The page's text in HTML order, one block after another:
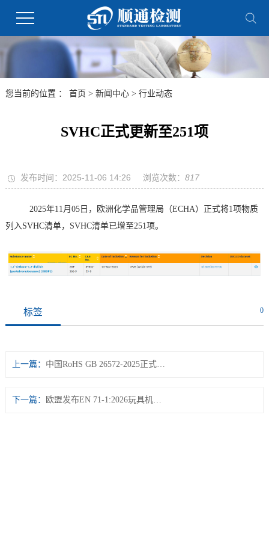
您当前的位置 ： 首页 > 新闻中心> 行业动态
SVHC正式更新至251项
发布时间：2025-11-06 14:26 浏览次数： 817
2025年11月05日，欧洲化学品管理局（ECHA）正式将1项物质
列入SVHC清单，SVHC清单已增至251项。
标签 0
上一篇： 中国RoHS GB 26572-2025正式发布
下一篇： 欧盟发布EN 71-1:2026玩具机械与物理性能安全新要求